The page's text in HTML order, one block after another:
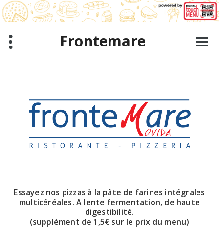
Aller
au
contenu
Frontemare
Essayez nos pizzas à la pâte de farines intégrales
multicéréales. A lente fermentation, de haute
digestibilité.
(supplément de 1,5€ sur le prix du menu)